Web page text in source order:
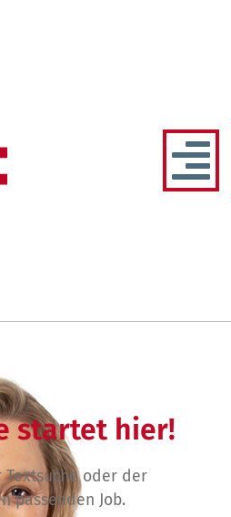
startet hier!
oder der
passenden Job.